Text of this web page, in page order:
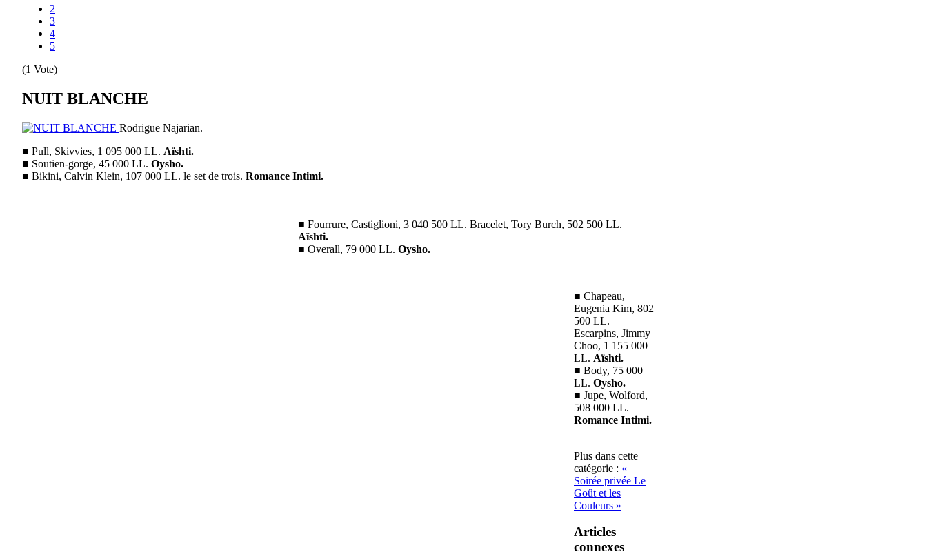
2
3
4
5
(1 Vote)
NUIT BLANCHE
Rodrigue Najarian.
■ Pull, Skivvies, 1 095 000 LL. Aïshti.
■ Soutien-gorge, 45 000 LL. Oysho.
■ Bikini, Calvin Klein, 107 000 LL. le set de trois. Romance Intimi.
■ Fourrure, Castiglioni, 3 040 500 LL. Bracelet, Tory Burch, 502 500 LL.
Aïshti.
■ Overall, 79 000 LL. Oysho.
■ Chapeau,
Eugenia Kim, 802
500 LL.
Escarpins, Jimmy
Choo, 1 155 000
LL. Aïshti.
■ Body, 75 000
LL. Oysho.
■ Jupe, Wolford,
508 000 LL.
Romance Intimi.
Plus dans cette
catégorie : «
Soirée privée Le
Goût et les
Couleurs »
Articles
connexes